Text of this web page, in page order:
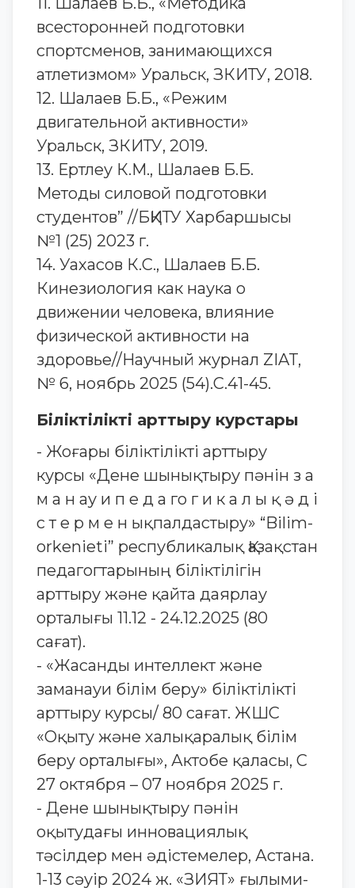
всесторонней подготовки
спортсменов, занимающихся
атлетизмом» Уральск, ЗКИТУ, 2018.
12. Шалаев Б.Б., «Режим
двигательной активности»
Уральск, ЗКИТУ, 2019.
13. Ертлеу К.М., Шалаев Б.Б.
Методы силовой подготовки
студентов” //БҚИТУ Харбаршысы
№1 (25) 2023 г.
14. Уахасов К.С., Шалаев Б.Б.
Кинезиология как наука о
движении человека, влияние
физической активности на
здоровье//Научный журнал ZIAT,
№ 6, ноябрь 2025 (54).С.41-45.
Біліктілікті арттыру курстары
- Жоғары біліктілікті арттыру
курсы «Дене шынықтыру пəнін з а
м а н ау и п е д а го г и к а л ы қ ə д і
с т е р м е н ықпалдастыру» “Bilim-
orkenieti” республикалық Қазақстан
педагогтарының біліктілігін
арттыру жəне қайта даярлау
орталығы 11.12 - 24.12.2025 (80
сағат).
- «Жасанды интеллект және
заманауи білім беру» біліктілікті
арттыру курсы/ 80 сағат. ЖШС
«Оқыту және халықаралық білім
беру орталығы», Актобе қаласы, С
27 октября – 07 ноября 2025 г.
- Дене шынықтыру пәнін
оқытудағы инновациялық
тәсілдер мен әдістемелер, Астана.
1-13 сәуір 2024 ж. «ЗИЯТ» ғылыми-